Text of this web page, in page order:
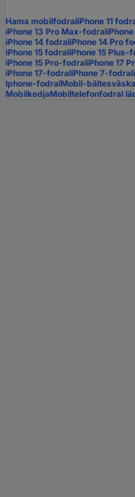
Hama mobilfodraliPhone 11
iPhone 13 Pro Max-fodral
iPhone 14 fodraliPhone 14 Pro
iPhone 15 fodraliPhone 15 Plus-
iPhone 15 Pro-fodraliPhone 17
iPhone 17-fodraliPhone 7-fodral
Iphone-fodralMobil-bältesväska
MobilkedjaMobiltelefonfodral